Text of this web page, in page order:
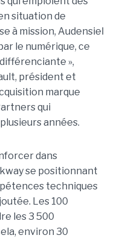
situation de
à mission, Audensiel
le numérique, ce
»,
président et
marque
qui
années.
dans
se positionnant
techniques
Les 100
les 3 500
environ 30